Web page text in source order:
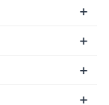
+
+
+
+